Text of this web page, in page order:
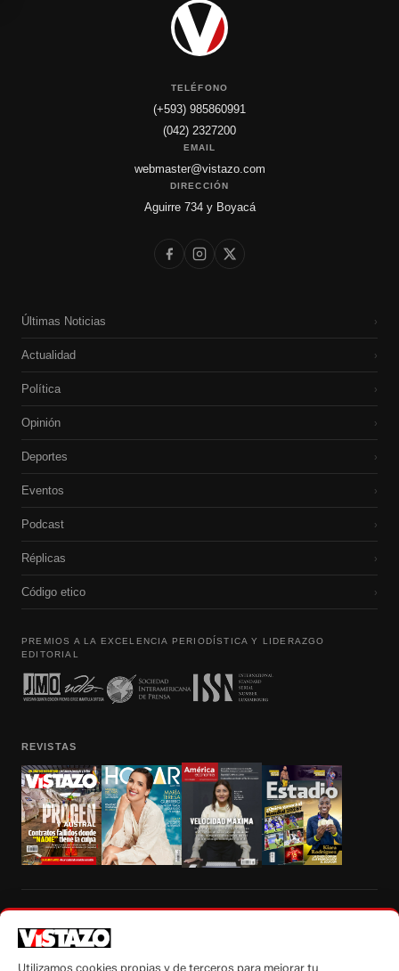
TELÉFONO
(+593) 985860991
(042) 2327200
EMAIL
webmaster@vistazo.com
DIRECCIÓN
Aguirre 734 y Boyacá
Últimas Noticias ›
Actualidad ›
Política ›
Opinión ›
Deportes ›
Eventos ›
Podcast ›
Réplicas ›
Código etico ›
PREMIOS A LA EXCELENCIA PERIODÍSTICA Y LIDERAZGO
EDITORIAL
REVISTAS
autorización escrita de su titular, de todos los contenidos de Vistazo.com.
Utilizamos cookies propias y de terceros para mejorar tu